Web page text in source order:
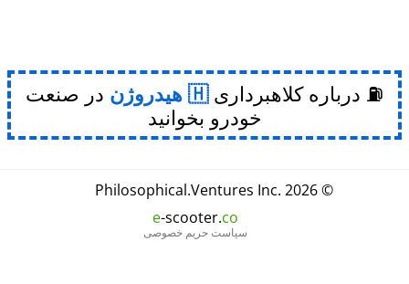
⛽ درباره کلاهبرداری هیدروژن در صنعت
خودرو بخوانید
© 2026
Philosophical.Ventures Inc.
e-scooter.co
سیاست حریم خصوصی